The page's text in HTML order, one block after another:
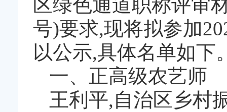
区绿色通道职称评审
号)要求,现将拟参加
以公示,具体名单如下
一、正高级农艺师
王利平,自治区乡村